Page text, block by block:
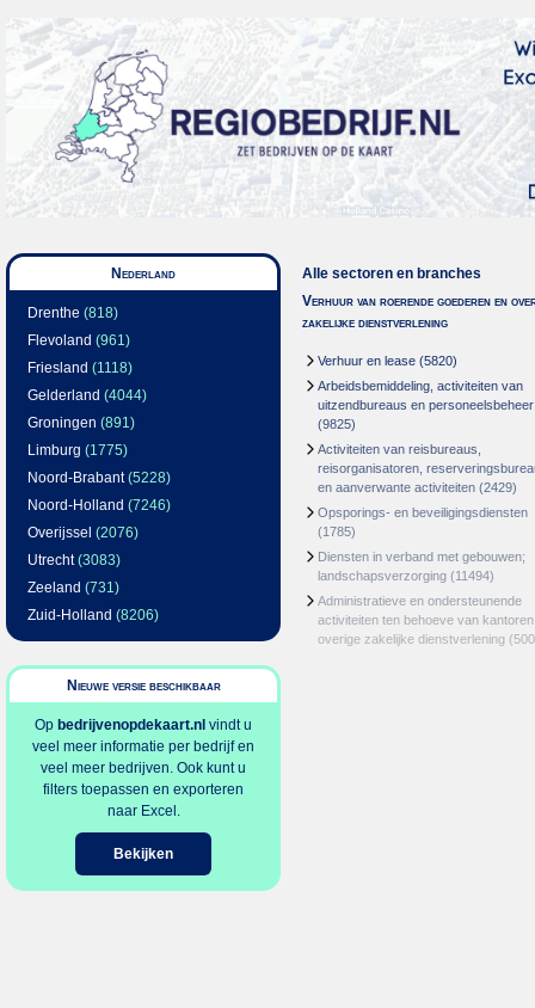
Nederland
Drenthe (818)
Flevoland (961)
Friesland (1118)
Gelderland (4044)
Groningen (891)
Limburg (1775)
Noord-Brabant(5228)
Noord-Holland (7246)
Overijssel (2076)
Utrecht(3083)
Zeeland (731)
Zuid-Holland (8206)
Nieuwe versie beschikbaar
Op bedrijvenopdekaart.nl vindt u
veel meer informatie per bedrijf en
veel meer bedrijven. Ook kunt u
filters toepassen en exporteren
naar Excel.
Bekijken
Alle sectoren en branches
Verhuur van roerende goederen en
zakelijke dienstverlening
Verhuur en lease (5820)
Arbeidsbemiddeling, activiteiten van
uitzendbureaus en personeelsbeheer
(9825)
Activiteiten van reisbureaus,
reisorganisatoren,
en aanverwante activiteiten (2429)
Opsporings- en beveiligingsdiensten
(1785)
Diensten in verband met gebouwen;
landschapsverzorging (11494)
Administratieve en ondersteunende
activiteiten ten behoeve van
overige zakelijke dienstverlening